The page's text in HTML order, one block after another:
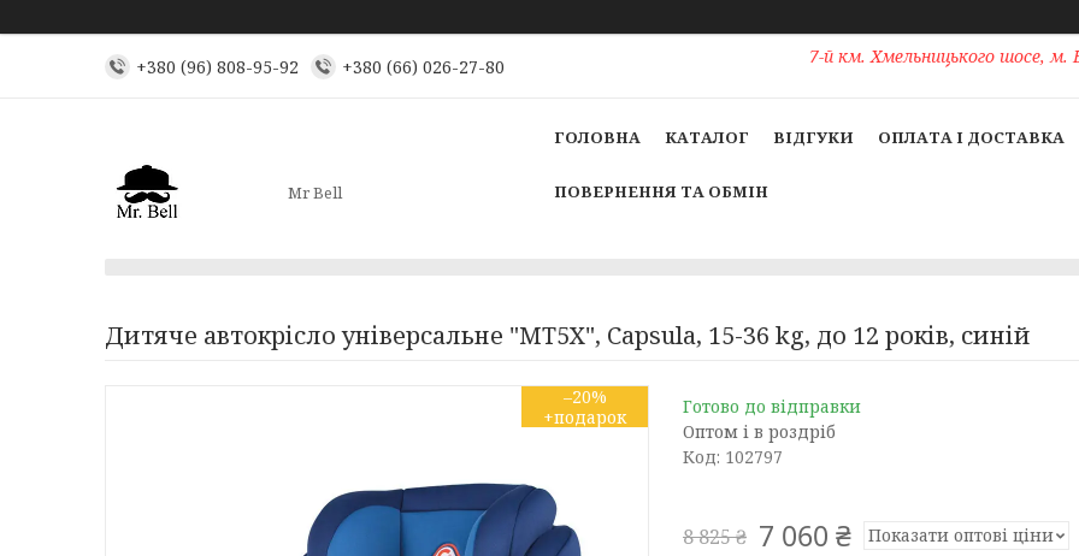
+380 (96) 808-95-92 +380 (66) 026-27-80
7-й км. Хмельницького шосе, м.
Mr Bell
ГОЛОВНА КАТАЛОГ ВІДГУКИ ОПЛАТА І ДОСТАВКА
ПОВЕРНЕННЯ ТА ОБМІН
Дитяче автокрісло універсальне "MT5X", Capsula, 15-36 kg, до 12 років, синій
–20%
Готово до відправки
Оптом і в роздріб
Код: 102797
8 825 ₴ 7 060 ₴ Показати оптові ціни